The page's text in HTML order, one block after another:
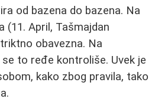
od bazena do bazena. Na
(11. April, Tašmajdan
obavezna. Na
to ređe kontroliše. Uvek je
kako zbog pravila, tako